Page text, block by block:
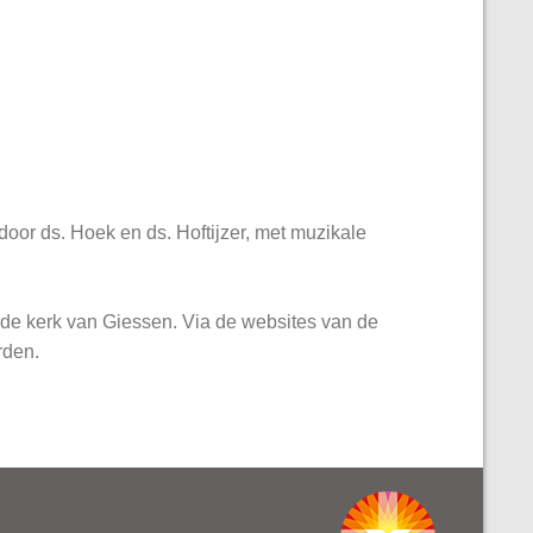
ds. Hoek en ds. Hoftijzer, met muzikale
kerk van Giessen. Via de websites van de